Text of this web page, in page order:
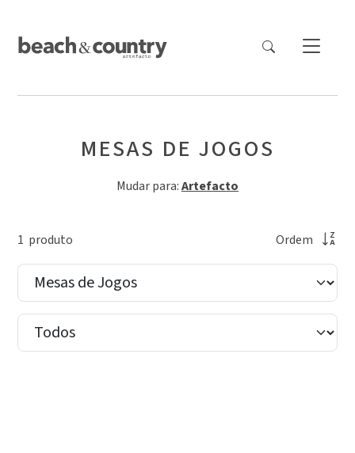
MESAS DE JOGOS
Mudar para:Artefacto
1 produto Ordem